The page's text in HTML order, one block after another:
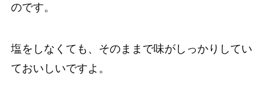
のです。
塩をしなくても、そのままで味がしっかりしてい
ておいしいですよ。